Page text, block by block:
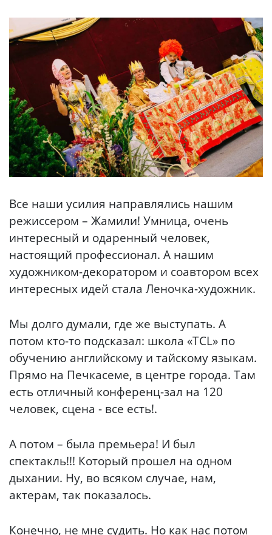
Все наши усилия направлялись нашим
режиссером – Жамили! Умница, очень
интересный и одаренный человек,
настоящий профессионал. А нашим
художником-декоратором и соавтором всех
интересных идей стала Леночка-художник.
Мы долго думали, где же выступать. А
потом кто-то подсказал: школа «TCL» по
обучению английскому и тайскому языкам.
Прямо на Печкасеме, в центре города. Там
есть отличный конференц-зал на 120
человек, сцена - все есть!.
А потом – была премьера! И был
спектакль!!! Который прошел на одном
дыхании. Ну, во всяком случае, нам,
актерам, так показалось.
Конечно, не мне судить. Но как нас потом